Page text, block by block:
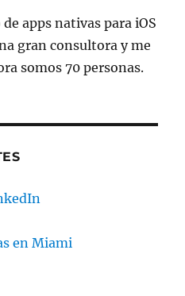
apps nativas para iOS
gran consultora y me
somos 70 personas.
en Miami